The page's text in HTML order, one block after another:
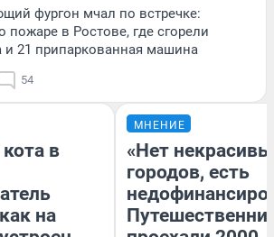
фургон мчал по встречке:
пожаре в Ростове, где сгорели
и 21 припаркованная машина
54
в
на
МНЕНИЕ
«Нет
городов, есть